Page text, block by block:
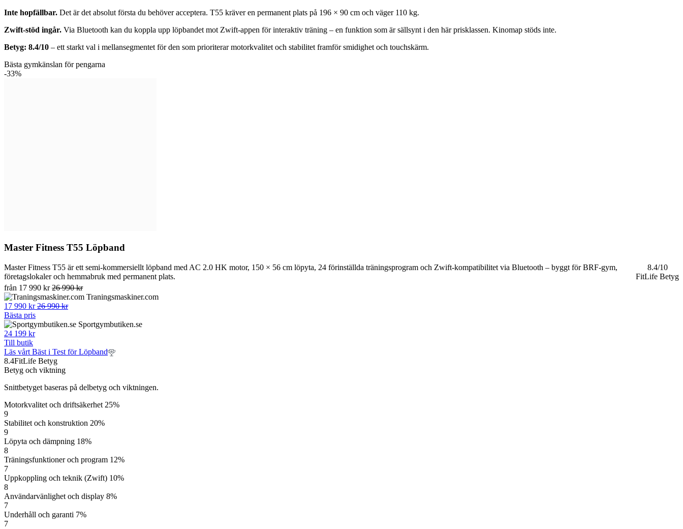
Inte hopfällbar. Det är det absolut första du behöver acceptera. T55 kräver en permanent plats på 196 × 90 cm och väger 110 kg.
Zwift-stöd ingår. Via Bluetooth kan du koppla upp löpbandet mot Zwift-appen för interaktiv träning – en funktion som är sällsynt i den här prisklassen. Kinomap stöds inte.
Betyg: 8.4/10 – ett starkt val i mellansegmentet för den som prioriterar motorkvalitet och stabilitet framför smidighet och touchskärm.
Bästa gymkänslan för pengarna
-33%
Master Fitness T55 Löpband
8.4/10
FitLife Betyg
Master Fitness T55 är ett semi-kommersiellt löpband med AC 2.0 HK motor, 150 × 56 cm löpyta, 24 förinställda träningsprogram och Zwift-kompatibilitet via Bluetooth – byggt för BRF-gym,
företagslokaler och hemmabruk med permanent plats.
från 17 990 kr26 990 kr
Traningsmaskiner.com
17 990 kr 26 990 kr
Bästa pris
Sportgymbutiken.se
24 199 kr
Till butik
Läs vårt Bäst i Test för Löpband
8.4FitLife Betyg
Betyg och viktning
Snittbetyget baseras på delbetyg och viktningen.
Motorkvalitet och driftsäkerhet 25%
9
Stabilitet och konstruktion 20%
9
Löpyta och dämpning 18%
8
Träningsfunktioner och program 12%
7
Uppkoppling och teknik (Zwift) 10%
8
Användarvänlighet och display 8%
7
Underhåll och garanti 7%
7